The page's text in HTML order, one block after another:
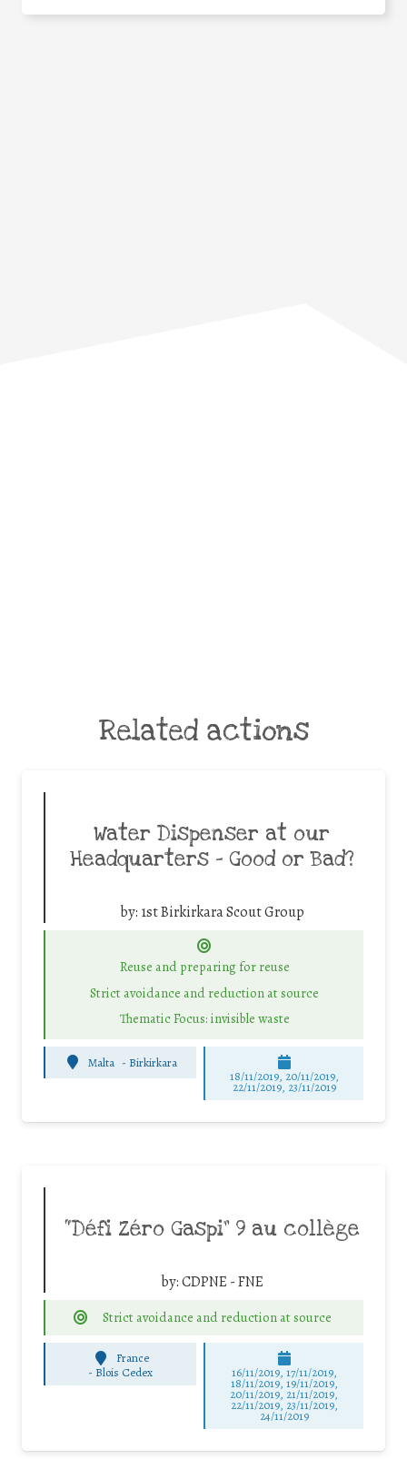
Related actions
Water Dispenser at our
Headquarters – Good or Bad?
by: 1st Birkirkara Scout Group
Reuse and preparing for reuse
Strict avoidance and reduction at source
Thematic Focus: invisible waste
Malta - Birkirkara
18/11/2019, 20/11/2019,
22/11/2019, 23/11/2019
“Défi Zéro Gaspi” 9 au collège
by:CDPNE - FNE
Strict avoidance and reduction at source
France
- Blois Cedex 16/11/2019, 17/11/2019,
18/11/2019, 19/11/2019,
20/11/2019, 21/11/2019,
22/11/2019, 23/11/2019,
24/11/2019